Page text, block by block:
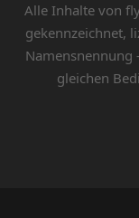
Alle Inhalte von
gekennzeichnet,
gleichen